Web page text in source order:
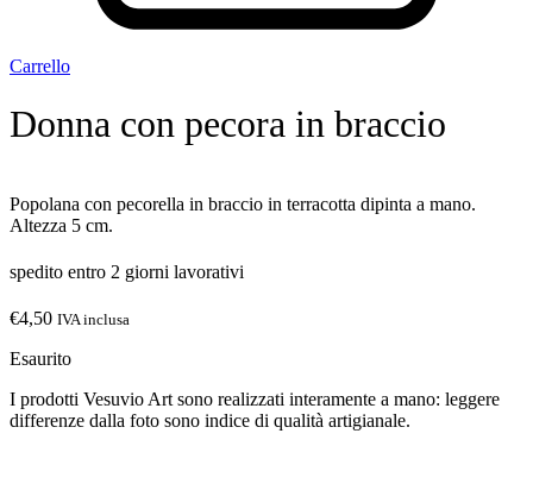
Carrello
Donna con pecora in braccio
Popolana con pecorella in braccio in terracotta dipinta a mano.
Altezza 5 cm.
spedito entro 2 giorni lavorativi
€4,50 IVA inclusa
Esaurito
I prodotti Vesuvio Art sono realizzati interamente a mano: leggere
differenze dalla foto sono indice di qualità artigianale.